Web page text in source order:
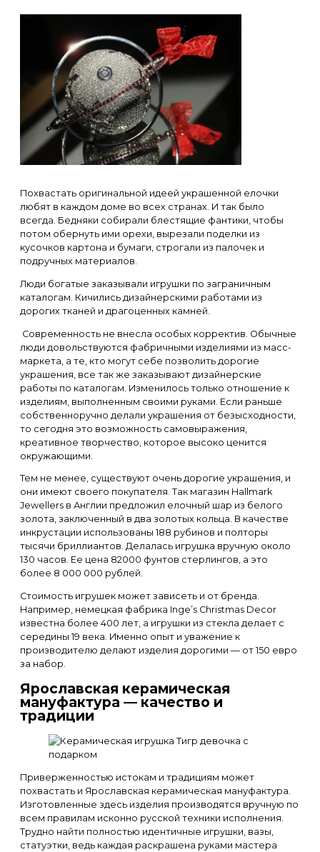
Похвастать оригинальной идеей украшенной елочки
любят в каждом доме во всех странах. И так было
всегда. Бедняки собирали блестящие фантики, чтобы
потом обернуть ими орехи, вырезали поделки из
кусочков картона и бумаги, строгали из палочек и
подручных материалов.
Люди богатые заказывали игрушки по заграничным
каталогам. Кичились дизайнерскими работами из
дорогих тканей и драгоценных камней.
Современность не внесла особых корректив. Обычные
люди довольствуются фабричными изделиями из масс-
маркета, а те, кто могут себе позволить дорогие
украшения, все так же заказывают дизайнерские
работы по каталогам. Изменилось только отношение к
изделиям, выполненным своими руками. Если раньше
собственноручно делали украшения от безысходности,
то сегодня это возможность самовыражения,
креативное творчество, которое высоко ценится
окружающими.
Тем не менее, существуют очень дорогие украшения, и
они имеют своего покупателя. Так магазин Hallmark
Jewellers в Англии предложил елочный шар из белого
золота, заключенный в два золотых кольца. В качестве
инкрустации использованы 188 рубинов и полторы
тысячи бриллиантов. Делалась игрушка вручную около
130 часов. Ее цена 82000 фунтов стерлингов, а это
более 8 000 000 рублей.
Стоимость игрушек может зависеть и от бренда.
Например, немецкая фабрика Inge’s Christmas Decor
известна более 400 лет, а игрушки из стекла делает с
середины 19 века. Именно опыт и уважение к
производителю делают изделия дорогими — от 150 евро
за набор.
Ярославская керамическая
мануфактура — качество и
традиции
Приверженностью истокам и традициям может
похвастать и Ярославская керамическая мануфактура.
Изготовленные здесь изделия производятся вручную по
всем правилам исконно русской техники исполнения.
Трудно найти полностью идентичные игрушки, вазы,
статуэтки, ведь каждая раскрашена руками мастера